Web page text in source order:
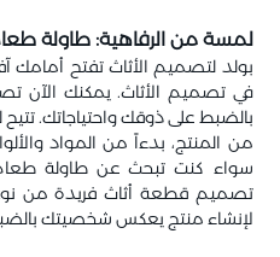
لمسة من الرفاهية: طاولة طعام
بولد لتصميم الأثاث تفتح أمامك
في تصميم الأثاث. يمكنك الآن
بالضبط على ذوقك واحتياجاتك.
من المنتج، بدءاً من المواد
سواء كنت تبحث عن طاولة
تصميم قطعة أثاث فريدة من
لإنشاء منتج يعكس شخصيتك